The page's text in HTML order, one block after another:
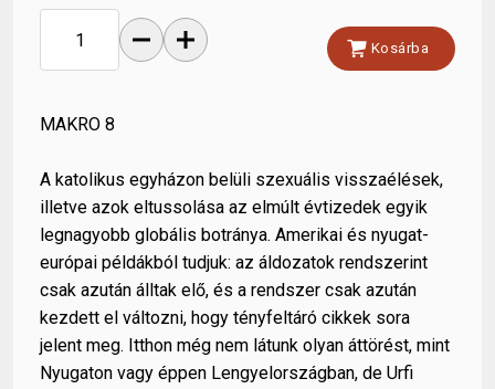
remove add shopping_cart Kosárba
MAKRO 8
A katolikus egyházon belüli szexuális visszaélések,
illetve azok eltussolása az elmúlt évtizedek egyik
legnagyobb globális botránya. Amerikai és nyugat-
európai példákból tudjuk: az áldozatok rendszerint
csak azután álltak elő, és a rendszer csak azután
kezdett el változni, hogy tényfeltáró cikkek sora
jelent meg. Itthon még nem látunk olyan áttörést, mint
Nyugaton vagy éppen Lengyelországban, de Urfi